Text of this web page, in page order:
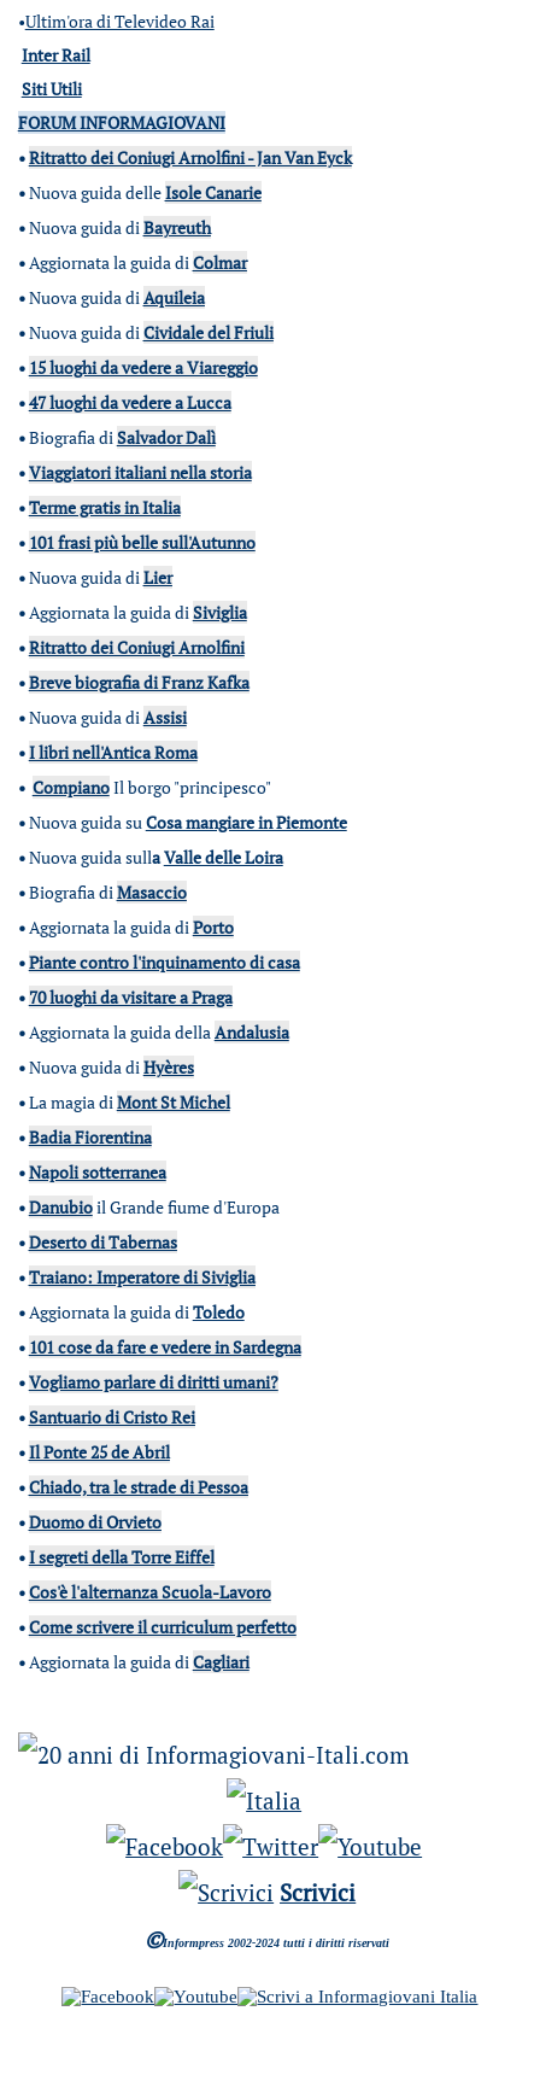
•Ultim'ora di Televideo Rai
Inter Rail
Siti Utili
FORUM INFORMAGIOVANI
•Ritratto dei Coniugi Arnolfini - Jan Van Eyck
•Nuova guida delleIsole Canarie
•Nuova guida diBayreuth
•Aggiornata la guida diColmar
•Nuova guida diAquileia
•Nuova guida diCividale del Friuli
• 15 luoghi da vedere a Viareggio
•47 luoghi da vedere a Lucca
•Biografia diSalvador Dalì
•Viaggiatori italiani nella storia
•Terme gratis in Italia
• 101 frasi più belle sull'Autunno
•Nuova guida diLier
•Aggiornata la guida diSiviglia
•Ritratto dei Coniugi Arnolfini
•Breve biografia di Franz Kafka
•Nuova guida diAssisi
•I libri nell'Antica Roma
• CompianoIl borgo "principesco"
•Nuova guida suCosa mangiare in Piemonte
•Nuova guida sullaValle delle Loira
•Biografia diMasaccio
•Aggiornata la guida diPorto
•Piante contro l'inquinamento di casa
• 70 luoghi da visitare a Praga
•Aggiornata la guida dellaAndalusia
•Nuova guida diHyères
•La magia diMont St Michel
•Badia Fiorentina
•Napoli sotterranea
•Danubioil Grande fiume d'Europa
•Deserto di Tabernas
•Traiano: Imperatore di Siviglia
•Aggiornata la guida diToledo
• 101 cose da fare e vedere in Sardegna
•Vogliamo parlare di diritti umani?
•Santuario di Cristo Rei
•Il Ponte 25 de Abril
•Chiado, tra le strade di Pessoa
•Duomo di Orvieto
•I segreti della Torre Eiffel
•Cos'è l'alternanza Scuola-Lavoro
•Come scrivere il curriculum perfetto
•Aggiornata la guida diCagliari
Scrivici
©Informpress 2002-2024 tutti i diritti riservati